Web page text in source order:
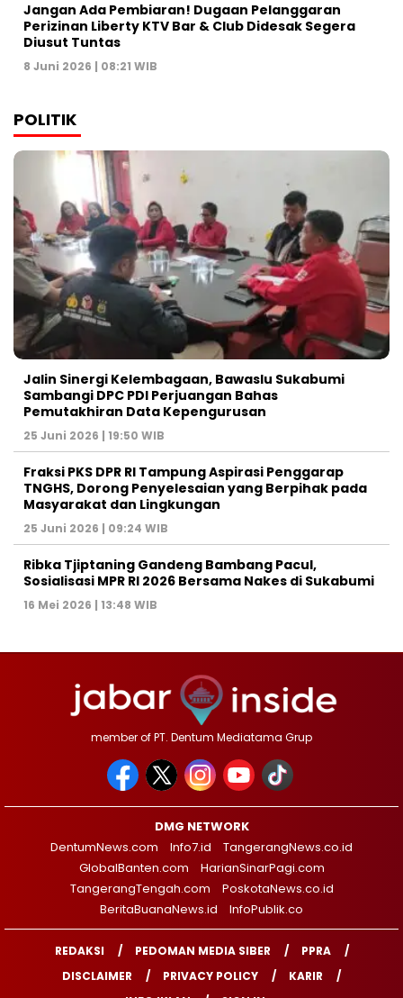
Jangan Ada Pembiaran! Dugaan Pelanggaran
Perizinan Liberty KTV Bar & Club Didesak Segera
Diusut Tuntas
8 Juni 2026 | 08:21 WIB
POLITIK
Jalin Sinergi Kelembagaan, Bawaslu Sukabumi
Sambangi DPC PDI Perjuangan Bahas
Pemutakhiran Data Kepengurusan
25 Juni 2026 | 19:50 WIB
‎Fraksi PKS DPR RI Tampung Aspirasi Penggarap
TNGHS, Dorong Penyelesaian yang Berpihak pada
Masyarakat dan Lingkungan‎
25 Juni 2026 | 09:24 WIB
Ribka Tjiptaning Gandeng Bambang Pacul,
Sosialisasi MPR RI 2026 Bersama Nakes di Sukabumi
16 Mei 2026 | 13:48 WIB
member of PT. Dentum Mediatama Grup
DMG NETWORK
DentumNews.com
Info7.id
TangerangNews.co.id
GlobalBanten.com
HarianSinarPagi.com
TangerangTengah.com
PoskotaNews.co.id
BeritaBuanaNews.id
InfoPublik.co
REDAKSI PEDOMAN MEDIA SIBER
PPRA
DISCLAIMER
PRIVACY POLICY
KARIR